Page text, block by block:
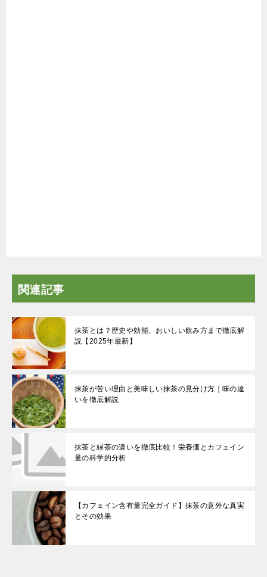
関連記事
抹茶とは？歴史や効能、おいしい飲み方まで徹底解
説【2025年最新】
抹茶が苦い理由と美味しい抹茶の見分け方｜味の違
いを徹底解説
抹茶と緑茶の違いを徹底比較！栄養価とカフェイン
量の科学的分析
【カフェイン含有量完全ガイド】抹茶の意外な真実
とその効果